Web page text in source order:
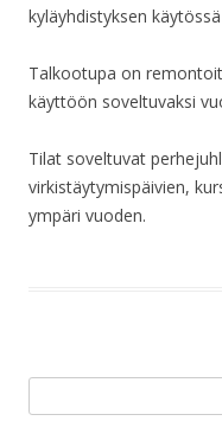
kyläyhdistyksen
Talkootupa on
käyttöön soveltuvaksi
Tilat soveltuvat
virkistäytymispäivien,
ympäri vuoden.